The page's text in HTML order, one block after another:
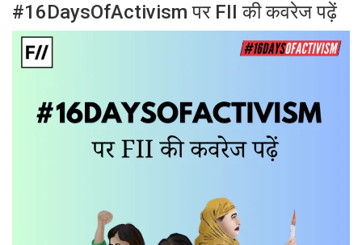
#16DaysOfActivism पर FII की कवरेज पढ़ें